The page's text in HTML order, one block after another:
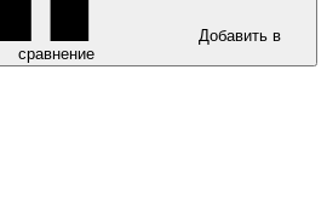
Добавить в
сравнение